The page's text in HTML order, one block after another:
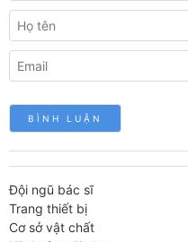
Đội ngũ bác sĩ
Trang thiết bị
Cơ sở vật chất